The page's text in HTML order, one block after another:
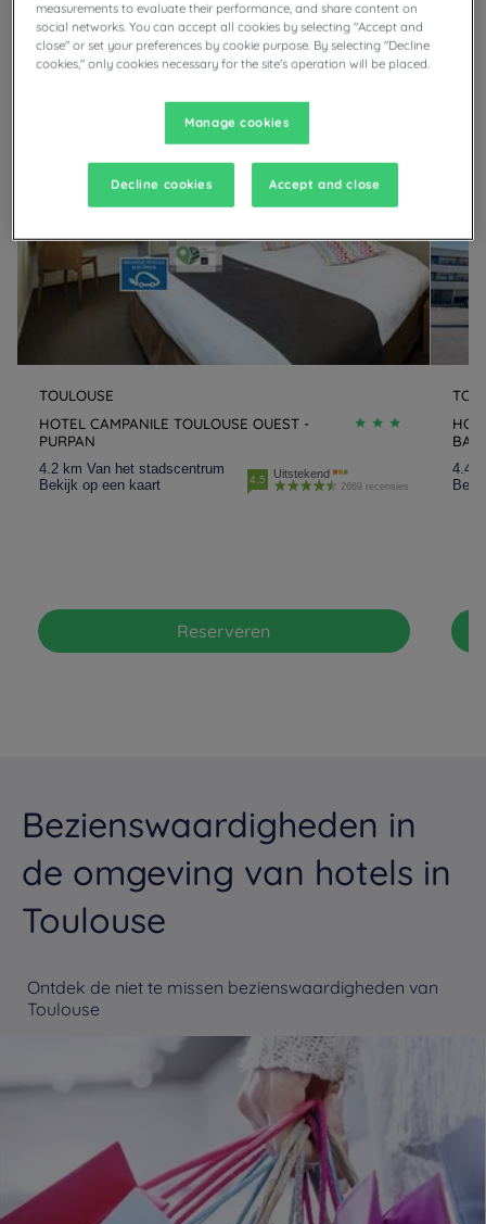
TOULOUSE
HOTEL CAMPANILE TOULOUSE OUEST -
PURPAN
4.2 km Van het stadscentrum
Bekijk op een kaart
4.5 Uitstekend
2669 recensies
Reserveren
4.4
Bezienswaardigheden in
de omgeving van hotels in
Toulouse
Ontdek de niet te missen bezienswaardigheden van
Toulouse
measurements to evaluate their performance, and share content on
social networks. You can accept all cookies by selecting "Accept and
close" or set your preferences by cookie purpose. By selecting "Decline
cookies," only cookies necessary for the site's operation will be placed.
Manage cookies
Decline cookies Accept and close